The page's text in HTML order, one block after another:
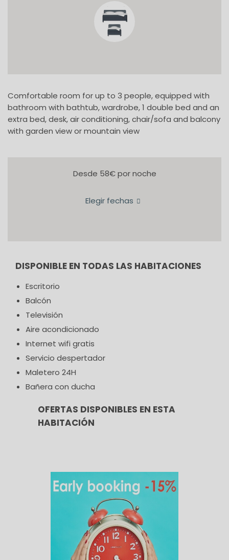
Comfortable room for up to 3 people, equipped with
bathroom with bathtub, wardrobe, 1 double bed and an
extra bed, desk, air conditioning, chair/sofa and balcony
with garden view or mountain view
Desde 58€por noche
Elegir fechas
DISPONIBLE EN TODAS LAS HABITACIONES
Escritorio
Balcón
Televisión
Aire acondicionado
Internet wifi gratis
Servicio despertador
Maletero 24H
Bañera con ducha
OFERTAS DISPONIBLES EN ESTA
HABITACIÓN